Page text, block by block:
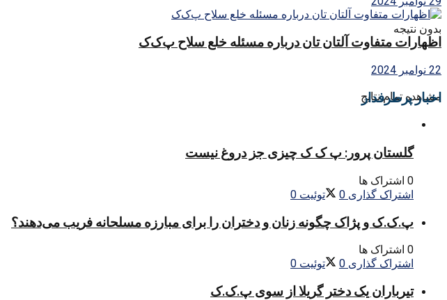
بدون نتیجه
مشاهده تمام نتایج
اظهارات متفاوت آلتان تان درباره مسئله خلع سلاح پ‌ک‌ک
22 نوامبر 2024
اخبار پرطرفدار
گلستان پرور: پ ک ک چیزی جز دروغ نیست
0 اشتراک ها
اشتراک گذاری 0 توئیت 0
پ.ک.ک و پژاک چگونه زنان و دختران را برای مبارزه مسلحانه فریب می‌دهند؟
0 اشتراک ها
اشتراک گذاری 0 توئیت 0
تیرباران یک دختر گریلا از سوی پ.ک.ک